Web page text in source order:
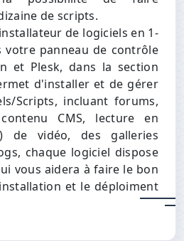
de scripts.
de logiciels en 1-
votre panneau de contrôle
et Plesk, dans la section
d'installer et de gérer
Scripts, incluant forums,
CMS, lecture en
de vidéo, des galleries
chaque logiciel dispose
vous aidera à faire le bon
et le déploiment